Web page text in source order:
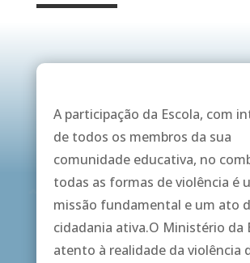
A participação da Escola, com
de todos os membros da sua
comunidade educativa, no
todas as formas de violência é
missão fundamental e um ato
cidadania ativa.O Ministério da
atento à realidade da violência